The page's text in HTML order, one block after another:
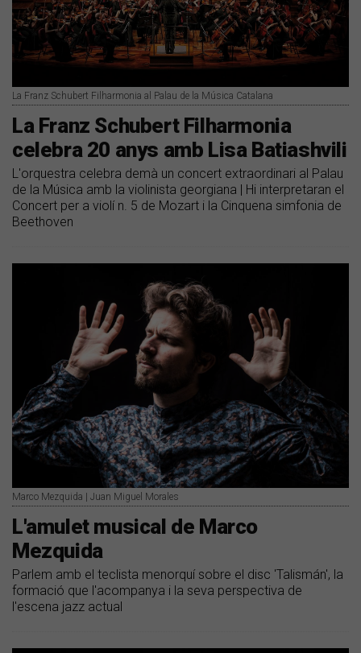
La Franz Schubert Filharmonia al Palau de la Música Catalana
La Franz Schubert Filharmonia
celebra 20 anys amb Lisa Batiashvili
L'orquestra celebra demà un concert extraordinari al Palau
de la Música amb la violinista georgiana | Hi interpretaran el
Concert per a violí n. 5 de Mozart i la Cinquena simfonia de
Beethoven
Marco Mezquida | Juan Miguel Morales
L'amulet musical de Marco
Mezquida
Parlem amb el teclista menorquí sobre el disc 'Talismán', la
formació que l'acompanya i la seva perspectiva de
l'escena jazz actual